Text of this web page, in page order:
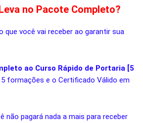
no Pacote Completo?
que você vai receber ao garantir sua
ao Curso Rápido de Portaria [5
formações e o Certificado Válido em
não pagará nada a mais para receber